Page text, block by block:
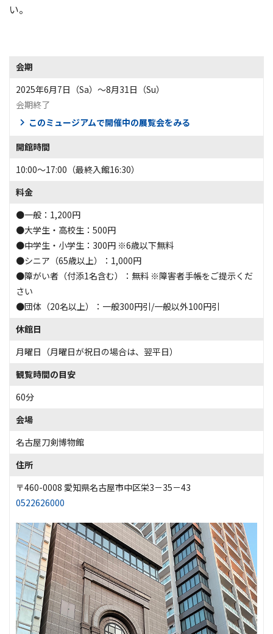
い。
会期
2025年6月7日（Sa）〜8月31日（Su）
会期終了
このミュージアムで開催中の展覧会をみる
開館時間
10:00～17:00（最終入館16:30）
料金
●一般：1,200円
●大学生・高校生：500円
●中学生・小学生：300円 ※6歳以下無料
●シニア（65歳以上）：1,000円
●障がい者（付添1名含む）：無料 ※障害者手帳をご提示くだ
さい
●団体（20名以上）：一般300円引/一般以外100円引
休館日
月曜日（月曜日が祝日の場合は、翌平日）
観覧時間の目安
60分
会場
名古屋刀剣博物館
住所
〒460-0008 愛知県名古屋市中区栄3－35－43
0522626000